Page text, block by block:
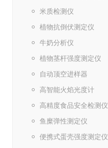
米质检测仪
植物抗倒伏测定仪
牛奶分析仪
植物茎杆强度测定仪
自动顶空进样器
高智能火焰光度计
高精度食品安全检测仪
鱼糜弹性测定仪
便携式蛋壳强度测定仪